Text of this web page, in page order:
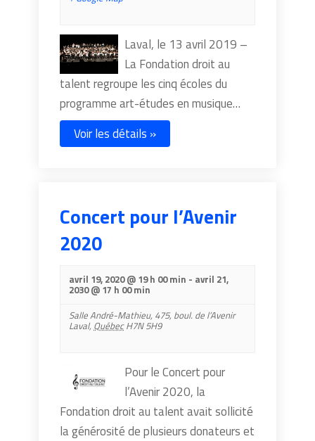
Laval, le 13 avril 2019 –
La Fondation droit au
talent regroupe les cinq écoles du
programme art-études en musique…
Voir les détails »
Concert pour l’Avenir
2020
avril 19, 2020 @ 19 h 00 min - avril 21,
2030 @ 17 h 00 min
Salle André-Mathieu, 475, boul. de l’Avenir
Laval, Québec H7N 5H9
Pour le Concert pour
l’Avenir 2020, la
Fondation droit au talent avait sollicité
la générosité de plusieurs donateurs et